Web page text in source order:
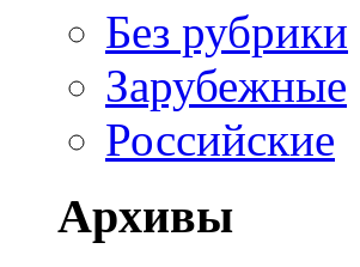
Без рубрики
Зарубежные
Российские
Архивы